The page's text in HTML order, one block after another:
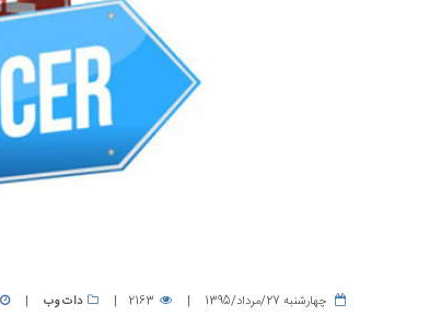
چهارشنبه 27/مرداد/1395 2163 دات وب